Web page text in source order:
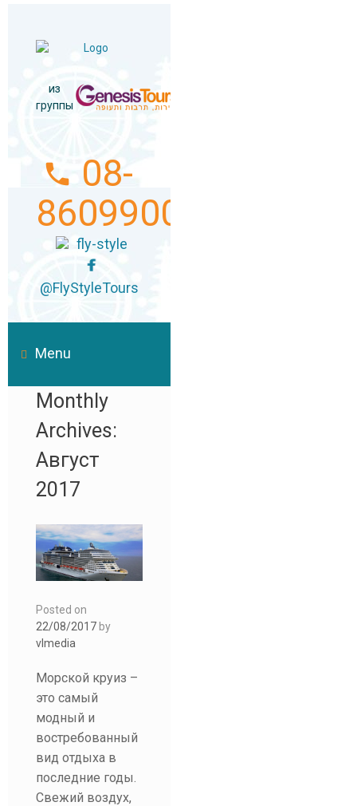
из
группы
08-
8609900
fly-style
@FlyStyleTours
Menu
Monthly
Archives:
Август
2017
Posted on
22/08/2017 by
vlmedia
Морской круиз –
это самый
модный и
востребованный
вид отдыха в
последние годы.
Свежий воздух,